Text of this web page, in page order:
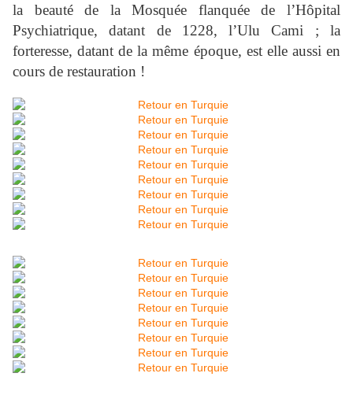
la beauté de la Mosquée flanquée de l’Hôpital
Psychiatrique, datant de 1228, l’Ulu Cami ; la
forteresse, datant de la même époque, est elle aussi en
cours de restauration !